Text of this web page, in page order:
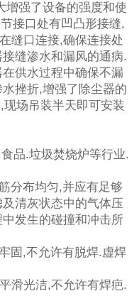
增强了设备的强度和使
接口处有凹凸形接缝,
缝口连接,确保连接处
缝渗水和漏风的通病.
供水过程中确保不漏
挫折,增强了除尘器的
场吊装半天即可安装
品.垃圾焚烧炉等行业.
分布均匀,并应有足够
清灰状态中的气体压
发生的碰撞和冲击所
固,不允许有脱焊.虚焊
滑光洁,不允许有焊疤.